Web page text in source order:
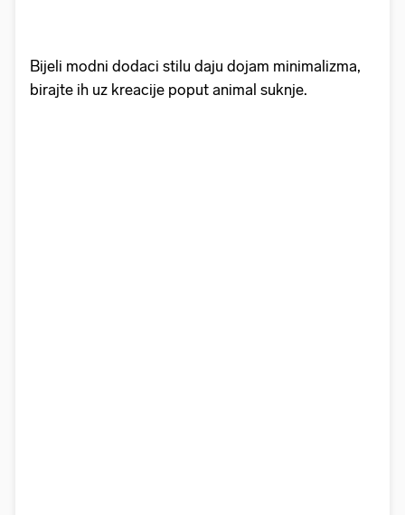
Bijeli modni dodaci stilu daju dojam minimalizma,
birajte ih uz kreacije poput animal suknje.